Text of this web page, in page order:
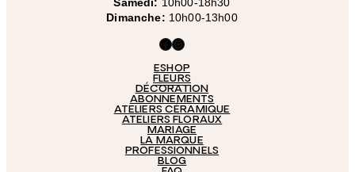
Dimanche: 10h00-13h00
Facebook Instagram
ESHOP
FLEURS
DÉCORATION
ABONNEMENTS
ATELIERS CÉRAMIQUE
ATELIERS FLORAUX
MARIAGE
LA MARQUE
PROFESSIONNELS
BLOG